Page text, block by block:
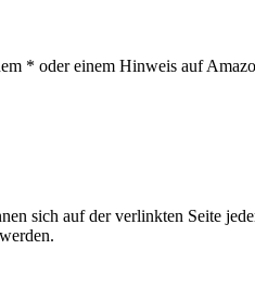
* oder einem Hinweis auf
sich auf der verlinkten Seite